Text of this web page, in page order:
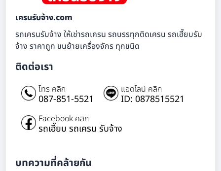
เครนรับจ้าง.com
รถเครนรับจ้าง ให้เช่ารถเครน รถบรรทุกติดเครน รถเฮี๊ยบรับ
จ้าง ราคาถูก ขนย้ายเครื่องจักร ทุกชนิด
ติดต่อเรา
โทร คลิก
087-851-5521
แอดไลน์ คลิก
ID: 0878515521
Facebook คลิก
รถเฮี๊ยบ รถเครน รับจ้าง
บทความที่คล้ายกัน